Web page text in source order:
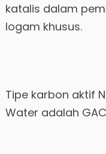
katalis dalam
logam khusus.
Tipe karbon aktif
Water adalah